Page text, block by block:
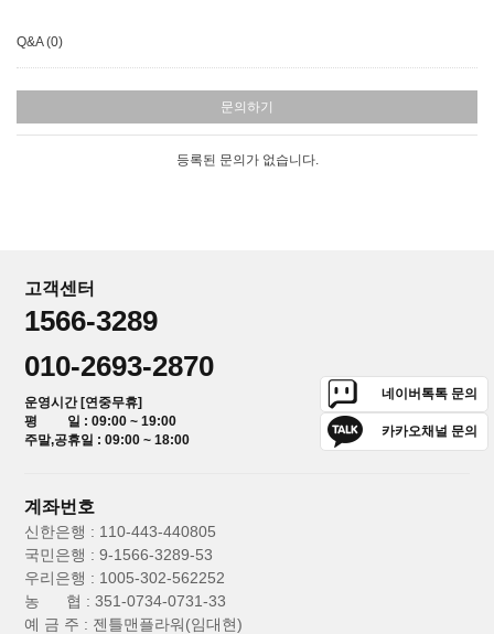
Q&A (0)
문의하기
등록된 문의가 없습니다.
고객센터
1566-3289
010-2693-2870
운영시간 [연중무휴]
평 일 : 09:00 ~ 19:00
주말,공휴일 : 09:00 ~ 18:00
네이버톡톡 문의
카카오채널 문의
계좌번호
신한은행 : 110-443-440805
국민은행 : 9-1566-3289-53
우리은행 : 1005-302-562252
농 협 : 351-0734-0731-33
예 금 주 : 젠틀맨플라워(임대현)